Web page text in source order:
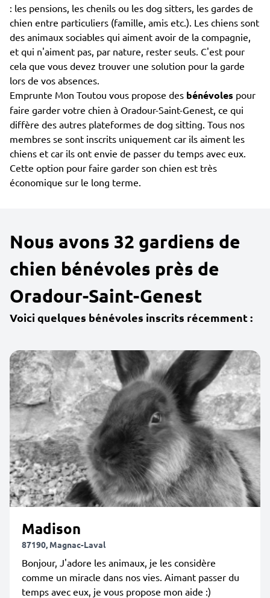
: les pensions, les chenils ou les dog sitters, les gardes de
chien entre particuliers (famille, amis etc.). Les chiens sont
des animaux sociables qui aiment avoir de la compagnie,
et qui n'aiment pas, par nature, rester seuls. C'est pour
cela que vous devez trouver une solution pour la garde
lors de vos absences.
Emprunte Mon Toutou vous propose des bénévoles pour
faire garder votre chien à Oradour-Saint-Genest, ce qui
diffère des autres plateformes de dog sitting. Tous nos
membres se sont inscrits uniquement car ils aiment les
chiens et car ils ont envie de passer du temps avec eux.
Cette option pour faire garder son chien est très
économique sur le long terme.
Nous avons 32 gardiens de
chien bénévoles près de
Oradour-Saint-Genest
Voici quelques bénévoles inscrits récemment :
Madison
87190, Magnac-Laval
Bonjour, J'adore les animaux, je les considère
comme un miracle dans nos vies. Aimant passer du
temps avec eux, je vous propose mon aide :)